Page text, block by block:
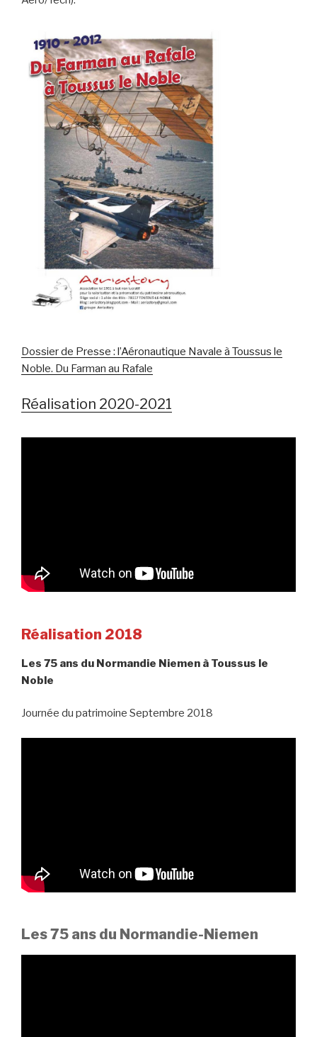
Dossier de Presse : l’Aéronautique Navale à Toussus le
Noble. Du Farman au Rafale
Réalisation 2020-2021
Réalisation 2018
Les 75 ans du Normandie Niemen à Toussus le
Noble
Journée du patrimoine Septembre 2018
Les 75 ans du Normandie-Niemen